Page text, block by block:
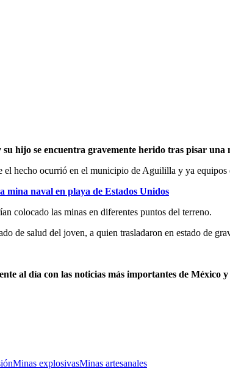
hijo se encuentra gravemente herido tras pisar
hecho ocurrió en el municipio de Aguililla y ya equipos
mina naval en playa de Estados Unidos
colocado las minas en diferentes puntos del terreno.
de salud del joven, a quien trasladaron en estado de
al día con las noticias más importantes de México
Minas explosivasMinas artesanales